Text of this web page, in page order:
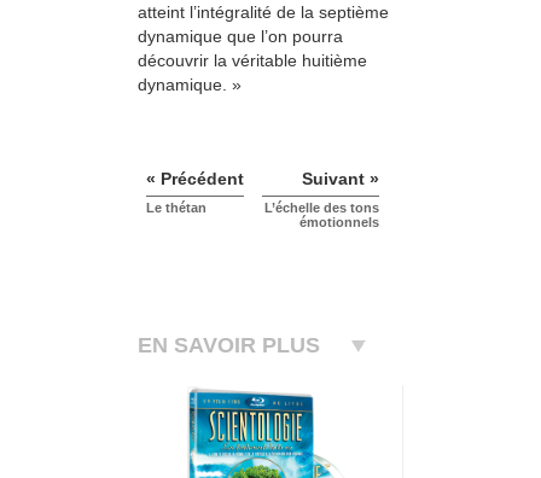
atteint l’intégralité de la septième
dynamique que l’on pourra
découvrir la véritable huitième
dynamique. »
« Précédent
Le thétan
Suivant »
L’échelle des tons
émotionnels
EN SAVOIR PLUS